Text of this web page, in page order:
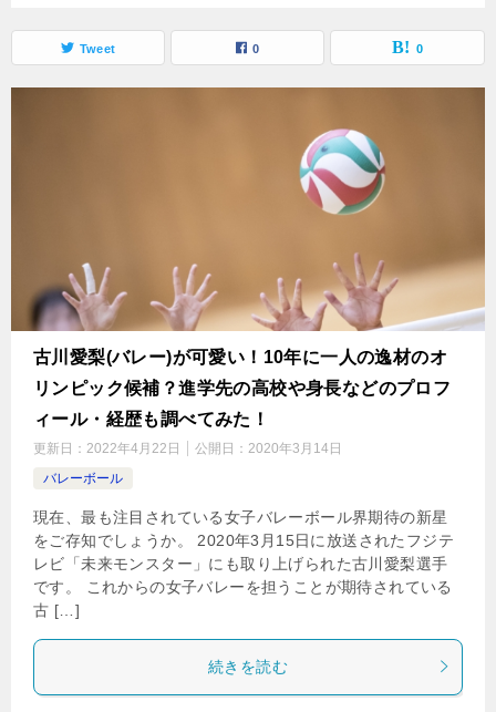
Tweet 0 0
古川愛梨(バレー)が可愛い！10年に一人の逸材のオ
リンピック候補？進学先の高校や身長などのプロフ
ィール・経歴も調べてみた！
更新日： 2022年4月22日 公開日： 2020年3月14日
バレーボール
現在、最も注目されている女子バレーボール界期待の新星
をご存知でしょうか。 2020年3月15日に放送されたフジテ
レビ「未来モンスター」にも取り上げられた古川愛梨選手
です。 これからの女子バレーを担うことが期待されている
古 […]
続きを読む